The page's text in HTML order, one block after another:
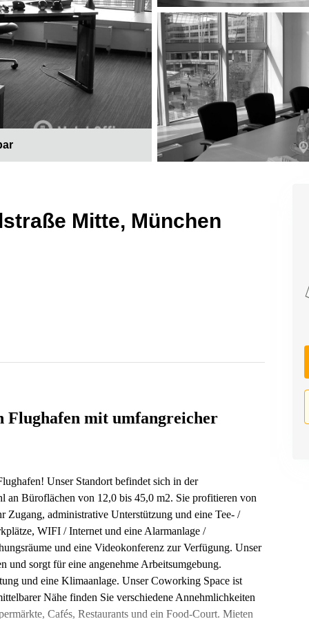
Mitte, München
Flughafen mit umfangreicher
Unser Standort befindet sich in der
an Büroflächen von 12,0 bis 45,0 m2. Sie profitieren von
Zugang, administrative Unterstützung und eine Tee- /
WIFI / Internet und eine Alarmanlage /
und eine Videokonferenz zur Verfügung. Unser
und sorgt für eine angenehme Arbeitsumgebung.
und eine Klimaanlage. Unser Coworking Space ist
Nähe finden Sie verschiedene Annehmlichkeiten
Cafés, Restaurants und ein Food-Court. Mieten